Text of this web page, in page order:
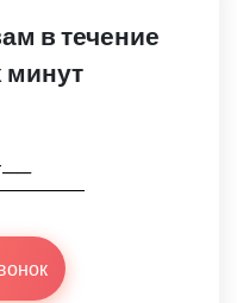
в течение
минут